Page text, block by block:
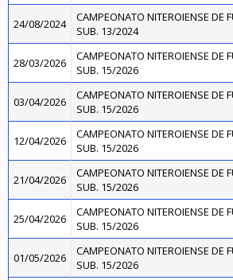
24/08/2024
CAMPEONATO NITEROIENSE DE
SUB. 13/2024
28/03/2026
CAMPEONATO NITEROIENSE DE
SUB. 15/2026
03/04/2026
CAMPEONATO NITEROIENSE DE
SUB. 15/2026
12/04/2026
CAMPEONATO NITEROIENSE DE
SUB. 15/2026
21/04/2026
CAMPEONATO NITEROIENSE DE
SUB. 15/2026
25/04/2026
CAMPEONATO NITEROIENSE DE
SUB. 15/2026
01/05/2026
CAMPEONATO NITEROIENSE DE
SUB. 15/2026